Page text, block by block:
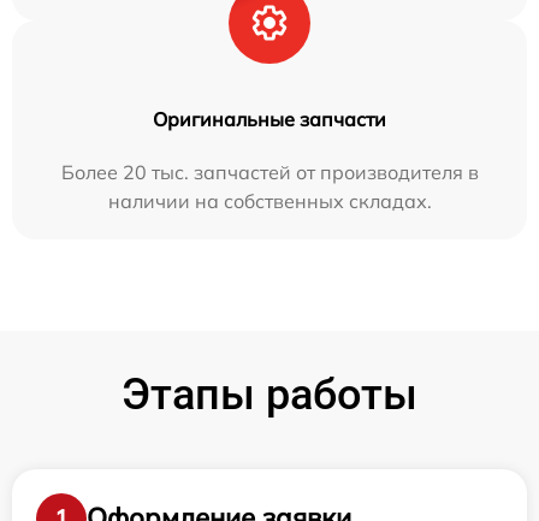
Оригинальные запчасти
Более 20 тыс. запчастей от производителя в
наличии на собственных складах.
Этапы работы